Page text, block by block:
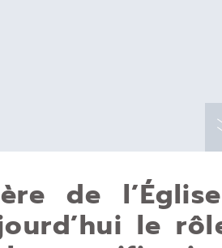
de
le